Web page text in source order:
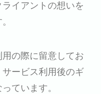
イアントの想いを
の際に留意してお
ービス利用後のギ
ています。